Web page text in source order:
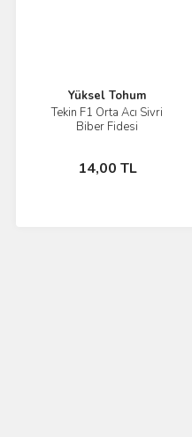
Yüksel Tohum
Tekin F1 Orta Acı Sivri
Biber Fidesi
14,00 TL
İncele
Sepete Ekle